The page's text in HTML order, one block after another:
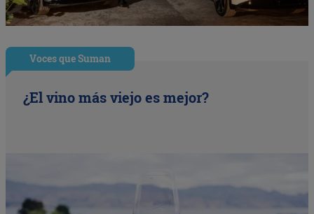
Voces que Suman
¿El vino más viejo es mejor?